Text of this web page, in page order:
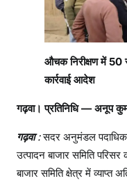
औचक निरीक्षण में
कार्रवाई आदेश
गढ़वा। प्रतिनिधि — अनूप
गढ़वा:सदर अनुमंडल
उत्पादन बाजार समिति परिसर
बाजार समिति क्षेत्र में